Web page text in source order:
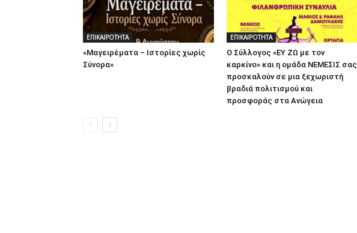
ΕΠΙΚΑΙΡΟΤΗΤΑ
«Μαγειρέματα – Ιστορίες χωρίς
Σύνορα»
ΕΠΙΚΑΙΡΟΤΗΤΑ
Ο Σύλλογος «ΕΥ ΖΩ με τον
καρκίνο» και η ομάδα ΝΕΜΕΣΙΣ σας
προσκαλούν σε μια ξεχωριστή
βραδιά πολιτισμού και
προσφοράς στα Ανώγεια